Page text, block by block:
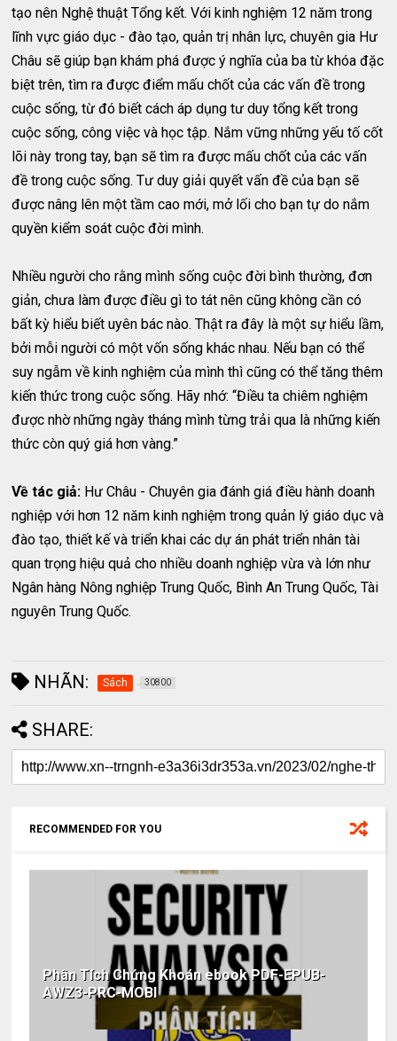
tạo nên Nghệ thuật Tổng kết. Với kinh nghiệm 12 năm trong
lĩnh vực giáo dục - đào tạo, quản trị nhân lực, chuyên gia Hư
Châu sẽ giúp bạn khám phá được ý nghĩa của ba từ khóa đặc
biệt trên, tìm ra được điểm mấu chốt của các vấn đề trong
cuộc sống, từ đó biết cách áp dụng tư duy tổng kết trong
cuộc sống, công việc và học tập. Nắm vững những yếu tố cốt
lõi này trong tay, bạn sẽ tìm ra được mấu chốt của các vấn
đề trong cuộc sống. Tư duy giải quyết vấn đề của bạn sẽ
được nâng lên một tầm cao mới, mở lối cho bạn tự do nắm
quyền kiểm soát cuộc đời mình.
Nhiều người cho rằng mình sống cuộc đời bình thường, đơn
giản, chưa làm được điều gì to tát nên cũng không cần có
bất kỳ hiểu biết uyên bác nào. Thật ra đây là một sự hiểu lầm,
bởi mỗi người có một vốn sống khác nhau. Nếu bạn có thể
suy ngẫm về kinh nghiệm của mình thì cũng có thể tăng thêm
kiến thức trong cuộc sống. Hãy nhớ: “Điều ta chiêm nghiệm
được nhờ những ngày tháng mình từng trải qua là những kiến
thức còn quý giá hơn vàng.”
Về tác giả: Hư Châu - Chuyên gia đánh giá điều hành doanh
nghiệp với hơn 12 năm kinh nghiệm trong quản lý giáo dục và
đào tạo, thiết kế và triển khai các dự án phát triển nhân tài
quan trọng hiệu quả cho nhiều doanh nghiệp vừa và lớn như
Ngân hàng Nông nghiệp Trung Quốc, Bình An Trung Quốc, Tài
nguyên Trung Quốc.
NHÃN: Sách 30800
SHARE:
RECOMMENDED FOR YOU
Phân Tích Chứng Khoán ebook PDF-EPUB-
AWZ3-PRC-MOBI